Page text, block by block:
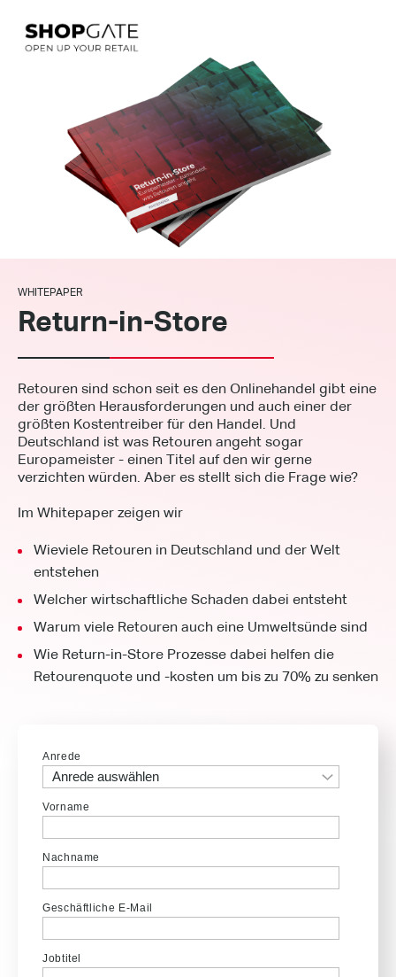
WHITEPAPER
Return-in-Store
Retouren sind schon seit es den Onlinehandel gibt eine
der größten Herausforderungen und auch einer der
größten Kostentreiber für den Handel. Und
Deutschland ist was Retouren angeht sogar
Europameister - einen Titel auf den wir gerne
verzichten würden. Aber es stellt sich die Frage wie?
Im Whitepaper zeigen wir
Wieviele Retouren in Deutschland und der Welt
entstehen
Welcher wirtschaftliche Schaden dabei entsteht
Warum viele Retouren auch eine Umweltsünde sind
Wie Return-in-Store Prozesse dabei helfen die
Retourenquote und -kosten um bis zu 70% zu senken
Anrede
Vorname
Nachname
Geschäftliche E-Mail
Jobtitel